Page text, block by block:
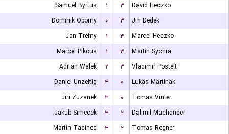
Samuel Byrtus
۱ ۳
David Heczko
Dominik Oborny
۰ ۳
Jiri Dedek
Jan Trefny
۱ ۳
Marcel Heczko
Marcel Pikous
۱ ۳
Martin Sychra
Adrian Walek
۲ ۳
Vladimir Postelt
Daniel Unzeitig
۳ ۰
Lukas Martinak
Jiri Zuzanek
۳ ۰
Tomas Vinter
Jakub Simecek
۳ ۲
Dalimil Machander
Martin Tacinec
۳ ۲
Tomas Regner